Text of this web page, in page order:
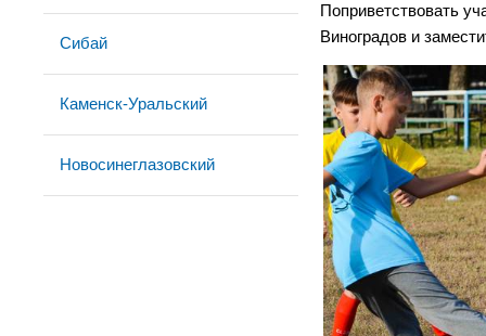
Сибай
Каменск-Уральский
Новосинеглазовский
Поприветствовать
Виноградов и